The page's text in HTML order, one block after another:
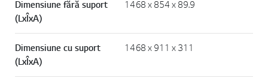
Dimensiune fără suport
(LxÎxA)
1468 x 854 x 89.9
Dimensiune cu suport
(LxÎxA)
1468 x 911 x 311